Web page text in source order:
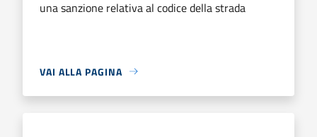
una sanzione relativa al codice della strada
VAI ALLA PAGINA